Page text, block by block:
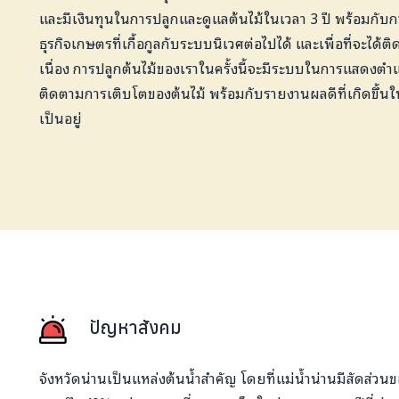
และมีเงินทุนในการปลูกและดูแลต้นไม้ในเวลา 3 ปี พร้อมกับก
ธุรกิจเกษตรที่เกื้อกูลกับระบบนิเวศต่อไปได้ และเพื่อที่จะได้ติ
เนื่อง การปลูกต้นไม้ของเราในครั้งนี้จะมีระบบในการแสดงต
ติดตามการเติบโตของต้นไม้ พร้อมกับรายงานผลดีที่เกิดขึ้น
เป็นอยู่
ปัญหาสังคม
จังหวัดน่านเป็นแหล่งต้นน้ำสำคัญ โดยที่แม่น้ำน่านมีสัดส่วนข